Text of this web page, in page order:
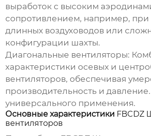
выработок с высоким
сопротивлением, например, при
длинных воздуховодов или
конфигурации шахты.
Диагональные вентиляторы:
характеристики осевых и
вентиляторов, обеспечивая
производительность и
универсального применения.
Основные характеристики FBCDZ
вентиляторов